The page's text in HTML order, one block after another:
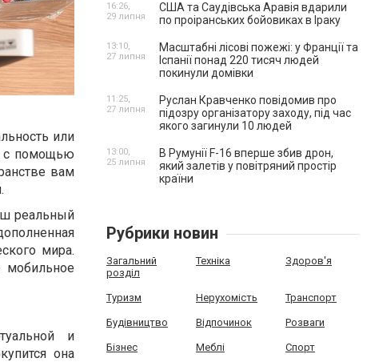
или
с помощью
вам
реальный
мира.
и
она
США та Саудівська Аравія вдарили
по проіранських бойовиках в Іраку
16:26,
29 липня
Масштабні лісові пожежі: у Франції та
Іспанії понад 220 тисяч людей
покинули домівки
13:10,
27 липня
Руслан Кравченко повідомив про
підозру організатору заходу, під час
якого загинули 10 людей
11:25,
27 липня
В Румунії F-16 вперше збив дрон,
який залетів у повітряний простір
країни
13:00,
25 липня
Рубрики новин
Загальний
розділ
Техніка Здоров'я
Туризм Нерухомість Транспорт
Будівництво Відпочинок Розваги
Бізнес Меблі Спорт